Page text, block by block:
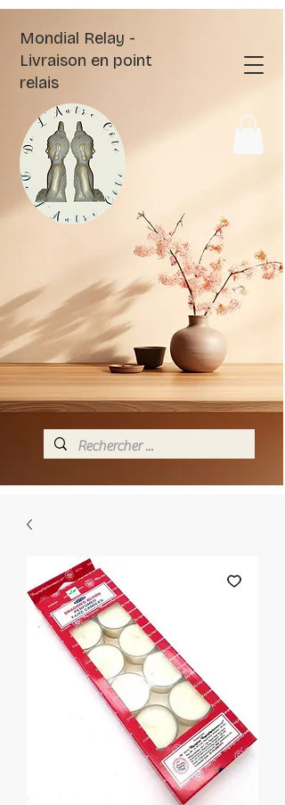
Mondial Relay -
Livraison en point
relais